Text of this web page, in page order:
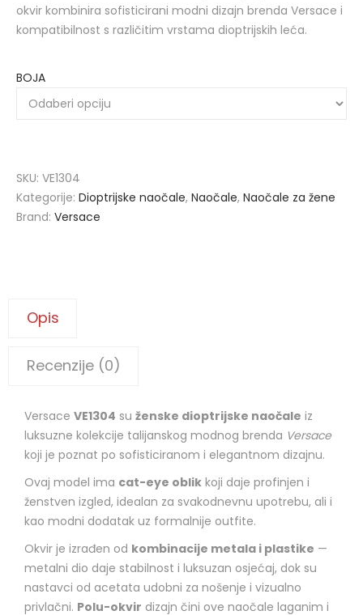
okvir kombinira sofisticirani modni dizajn brenda Versace i
kompatibilnost s različitim vrstama dioptrijskih leća.
BOJA
SKU: VE1304
Kategorije: Dioptrijske naočale, Naočale, Naočale za žene
Brand: Versace
Opis
Recenzije (0)
Versace VE1304 su ženske dioptrijske naočale iz
luksuzne kolekcije talijanskog modnog brenda Versace
koji je poznat po sofisticiranom i elegantnom dizajnu.
Ovaj model ima cat-eye oblik koji daje profinjen i
ženstven izgled, idealan za svakodnevnu upotrebu, ali i
kao modni dodatak uz formalnije outfite.
Okvir je izrađen od kombinacije metala i plastike —
metalni dio daje stabilnost i luksuzan osjećaj, dok su
nastavci od acetata udobni za nošenje i vizualno
privlačni. Polu-okvir dizajn čini ove naočale laganim i